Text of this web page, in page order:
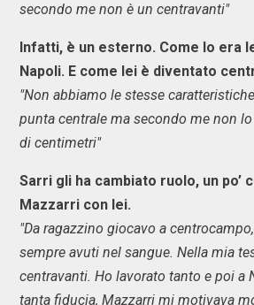
secondo me non è un centravanti"
Infatti, è un esterno. Come lo era
Napoli. E come lei è diventato
"Non abbiamo le stesse
punta centrale ma secondo me non
di centimetri"
Sarri gli ha cambiato ruolo, un po’
Mazzarri con lei.
"Da ragazzino giocavo a
sempre avuti nel sangue. Nella mia
centravanti. Ho lavorato tanto e poi a
tanta fiducia, Mazzarri mi motivava